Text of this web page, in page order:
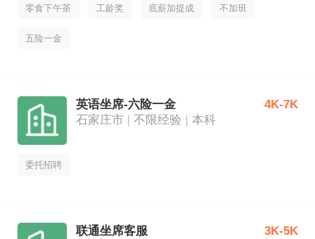
零食下午茶 工龄奖 底薪加提成 不加班
五险一金
英语坐席-六险一金
石家庄市
不限经验 本科
4K-7K
委托招聘
联通坐席客服
3K-5K